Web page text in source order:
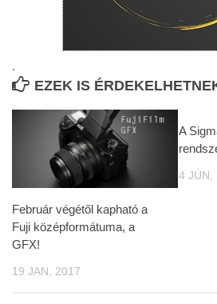
.
EZEK IS
Február végétől kapható a
Fuji középformátuma, a
GFX!
19 JAN, 2017
A
4 JÚN,